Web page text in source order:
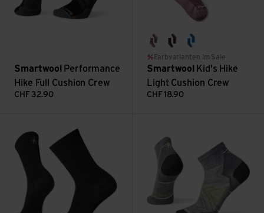
Smartwool
Performance
Hike Full Cushion Crew
CHF 32.90
argyle purple
purple irislaguna blue
Farbvarianten im Sale
Smartwool
Kid's Hike
Light Cushion Crew
CHF 18.90